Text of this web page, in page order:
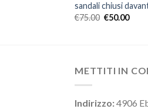
sandali chiusi
€75.00 €50.00
METTITI IN
Indirizzo:4906